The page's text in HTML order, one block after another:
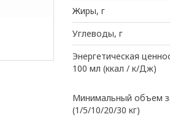
Жиры, г
Углеводы, г
Энергетическая
100 мл (ккал / к/Дж)
Минимальный объем
(1/5/10/20/30 кг)